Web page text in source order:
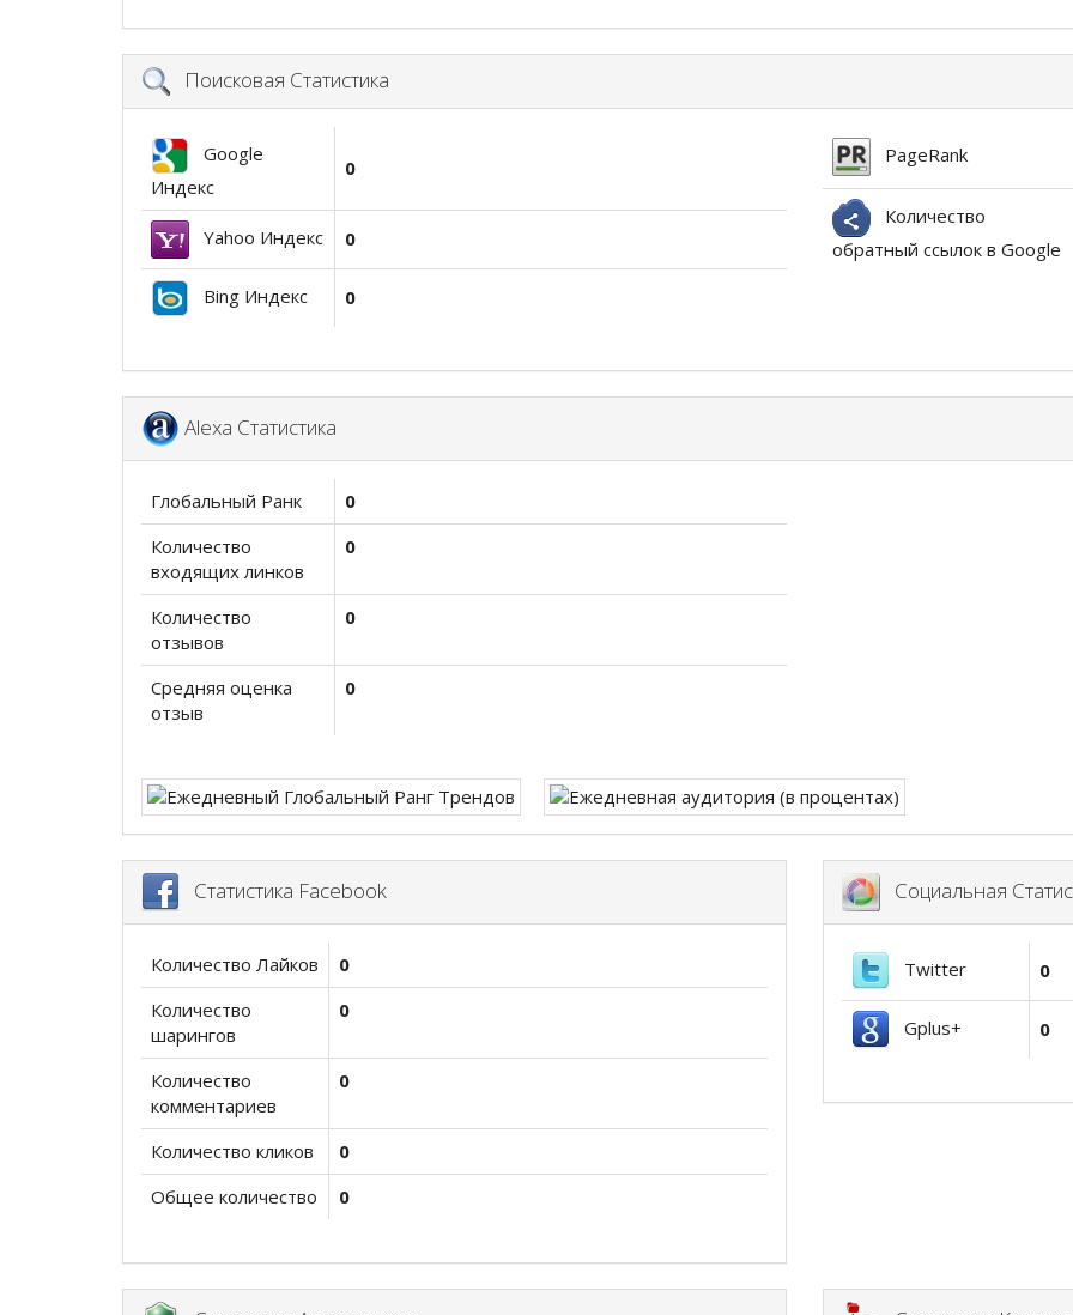
Поисковая Статистика
Google
Индекс
0
Yahoo Индекс 0
Bing Индекс 0
PageRank
Количество
обратный ссылок в Google
Alexa Статистика
Глобальный Ранк
0
Количество
входящих линков
0
Количество
отзывов
0
Средняя оценка
отзыв
0
Статистика Facebook
Количество Лайков
0
Количество
шарингов
0
Количество
комментариев
0
Количество кликов
0
Общее количество
0
Социальная
Twitter 0
Gplus+ 0